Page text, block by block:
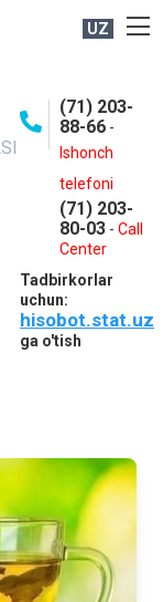
UZ
(71) 203-
88-66 -
Ishonch
telefoni
(71) 203-
80-03 - Call
Center
Tadbirkorlar
uchun:
hisobot.stat.uz
ga o'tish